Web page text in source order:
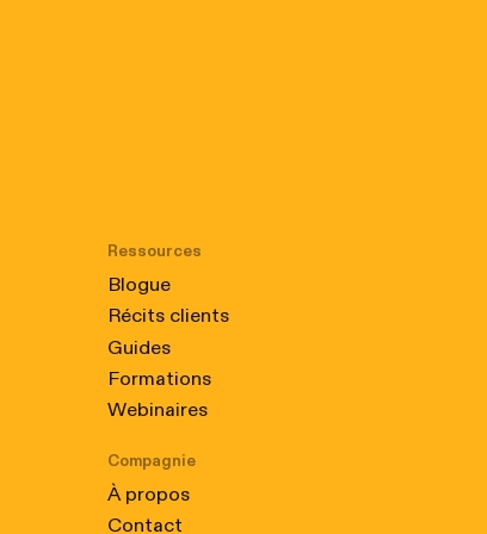
Ressources
Blogue
Récits clients
Guides
Formations
Webinaires
Compagnie
À propos
Contact